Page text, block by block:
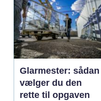
Glarmester: sådan
vælger du den
rette til opgaven